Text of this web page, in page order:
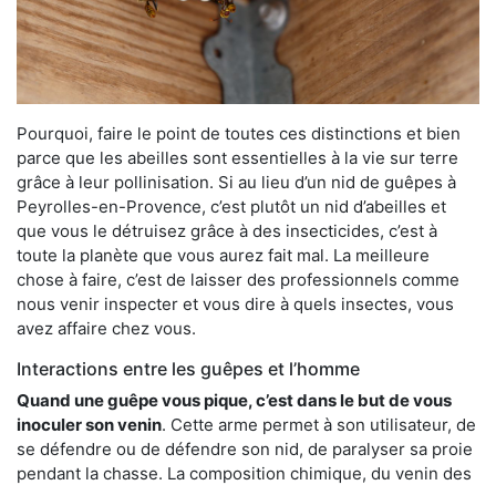
Pourquoi, faire le point de toutes ces distinctions et bien
parce que les abeilles sont essentielles à la vie sur terre
grâce à leur pollinisation. Si au lieu d’un nid de guêpes à
Peyrolles-en-Provence, c’est plutôt un nid d’abeilles et
que vous le détruisez grâce à des insecticides, c’est à
toute la planète que vous aurez fait mal. La meilleure
chose à faire, c’est de laisser des professionnels comme
nous venir inspecter et vous dire à quels insectes, vous
avez affaire chez vous.
Interactions entre les guêpes et l’homme
Quand une guêpe vous pique, c’est dans le but de vous
inoculer son venin. Cette arme permet à son utilisateur, de
se défendre ou de défendre son nid, de paralyser sa proie
pendant la chasse. La composition chimique, du venin des